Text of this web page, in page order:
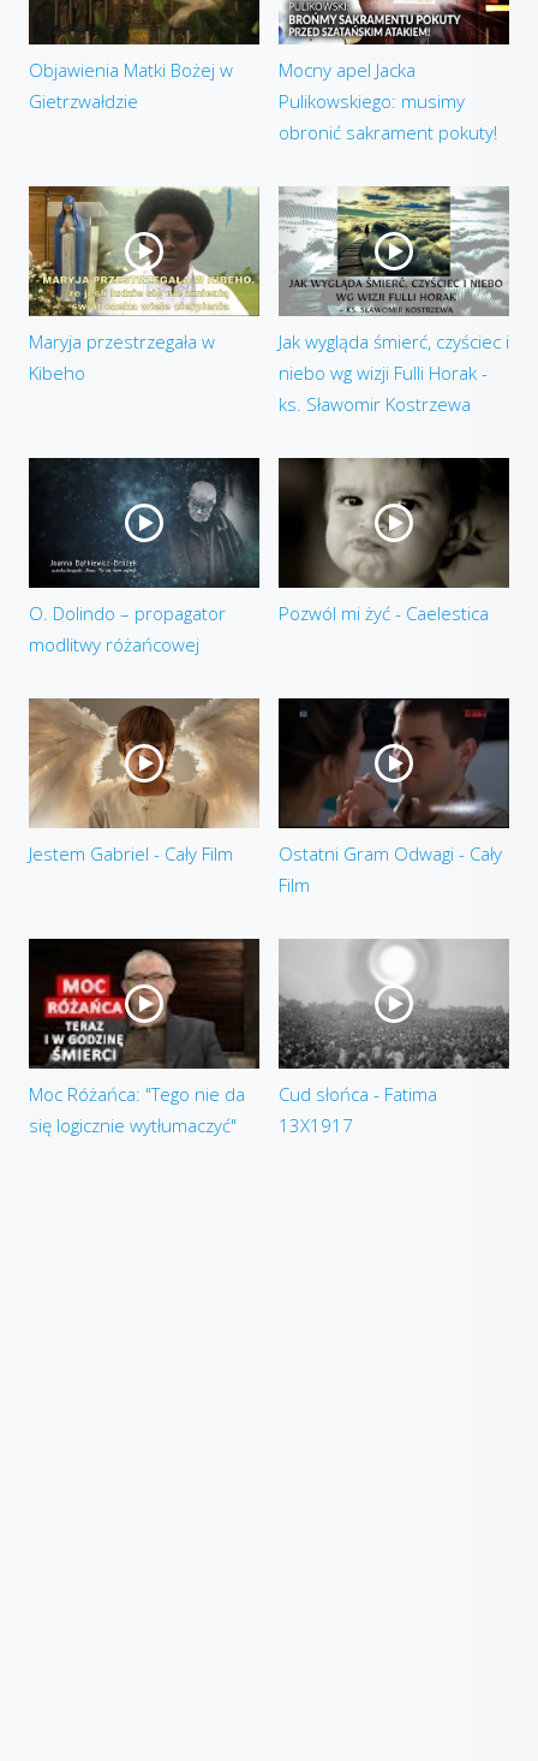
Objawienia Matki Bożej w
Gietrzwałdzie
Mocny apel Jacka
Pulikowskiego: musimy
obronić sakrament pokuty!
Maryja przestrzegała w
Kibeho
Jak wygląda śmierć, czyściec i
niebo wg wizji Fulli Horak -
ks. Sławomir Kostrzewa
O. Dolindo – propagator
modlitwy różańcowej
Pozwól mi żyć - Caelestica
Jestem Gabriel - Cały Film
Ostatni Gram Odwagi - Cały
Film
Moc Różańca: "Tego nie da
się logicznie wytłumaczyć"
Cud słońca - Fatima
13X1917